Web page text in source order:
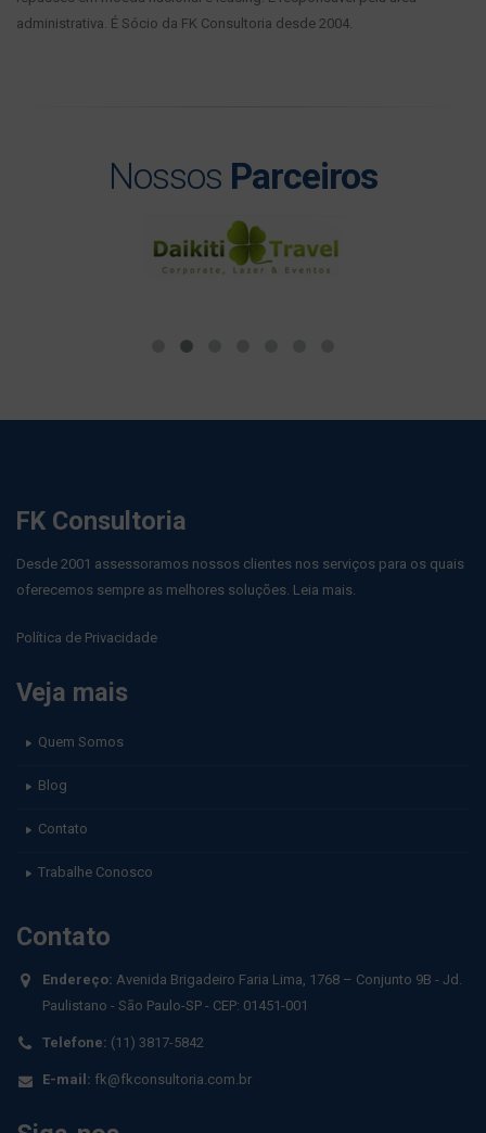
administrativa. É Sócio da FK Consultoria desde 2004.
Nossos Parceiros
FK Consultoria
Desde 2001 assessoramos nossos clientes nos serviços para os quais
oferecemos sempre as melhores soluções. Leia mais.
Política de Privacidade
Veja mais
Quem Somos
Blog
Contato
Trabalhe Conosco
Contato
Endereço: Avenida Brigadeiro Faria Lima, 1768 – Conjunto 9B - Jd.
Paulistano - São Paulo-SP - CEP: 01451-001
Telefone: (11) 3817-5842
E-mail: fk@fkconsultoria.com.br